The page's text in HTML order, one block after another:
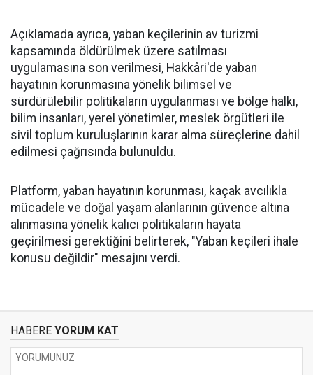
Açıklamada ayrıca, yaban keçilerinin av turizmi
kapsamında öldürülmek üzere satılması
uygulamasına son verilmesi, Hakkâri'de yaban
hayatının korunmasına yönelik bilimsel ve
sürdürülebilir politikaların uygulanması ve bölge halkı,
bilim insanları, yerel yönetimler, meslek örgütleri ile
sivil toplum kuruluşlarının karar alma süreçlerine dahil
edilmesi çağrısında bulunuldu.
Platform, yaban hayatının korunması, kaçak avcılıkla
mücadele ve doğal yaşam alanlarının güvence altına
alınmasına yönelik kalıcı politikaların hayata
geçirilmesi gerektiğini belirterek, "Yaban keçileri ihale
konusu değildir" mesajını verdi.
HABERE YORUM KAT